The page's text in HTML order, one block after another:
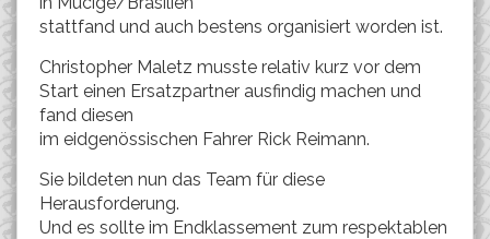
stattfand und auch bestens organisiert worden ist.
Christopher Maletz musste relativ kurz vor dem
Start einen Ersatzpartner ausfindig machen und
fand diesen
im eidgenössischen Fahrer Rick Reimann.
Sie bildeten nun das Team für diese
Herausforderung.
Und es sollte im Endklassement zum respektablen